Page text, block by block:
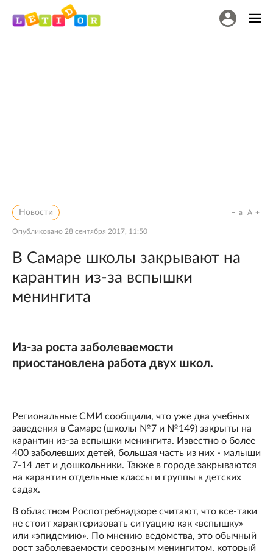
Новости
Опубликовано 28 сентября 2017, 11:50
a A
В Самаре школы закрывают на
карантин из-за вспышки
менингита
Из-за роста заболеваемости
приостановлена работа двух школ.
Региональные СМИ сообщили, что уже два учебных
заведения в Самаре (школы №7 и №149) закрыты на
карантин из-за вспышки менингита. Известно о более
400 заболевших детей, большая часть из них - малыши
7-14 лет и дошкольники. Также в городе закрываются
на карантин отдельные классы и группы в детских
садах.
В областном Роспотребнадзоре считают, что все-таки
не стоит характеризовать ситуацию как «вспышку»
или «эпидемию». По мнению ведомства, это обычный
рост заболеваемости серозным менингитом, который